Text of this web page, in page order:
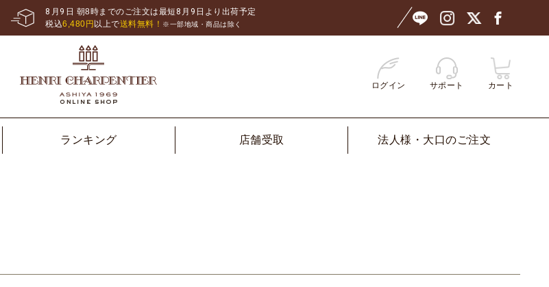
8 月 9 日 朝8時までのご注文は最短 8 月 9 日より出荷予定
税込6,480 円 以上で送料無料！ ※一部地域・商品は除く
ログイン サポート カート
ランキング 店舗受取 法人様・大口のご注文